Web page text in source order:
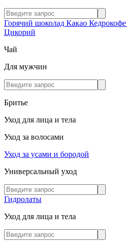
Горячий шоколад Какао Кедрокофе
Цикорий
Чай
Для мужчин
Бритье
Уход для лица и тела
Уход за волосами
Уход за усами и бородой
Универсальный уход
Гидролаты
Уход для лица и тела